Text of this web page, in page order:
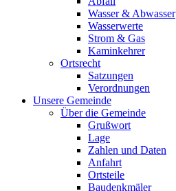
Wasser & Abwasser
Wasserwerte
Strom & Gas
Kaminkehrer
Ortsrecht
Satzungen
Verordnungen
Unsere Gemeinde
Über die Gemeinde
Grußwort
Lage
Zahlen und Daten
Anfahrt
Ortsteile
Baudenkmäler